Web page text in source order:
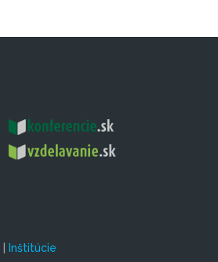
| Inštitúcie